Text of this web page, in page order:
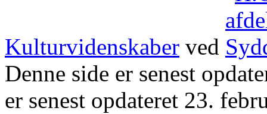
Kulturvidenskaber ved
Denne side er senest
er senest opdateret 23.